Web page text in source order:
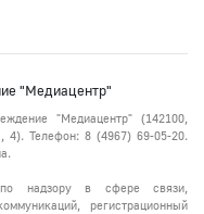
"Медиацентр"
"Медиацентр" (142100,
4). Телефон: 8 (4967) 69-05-20.
по надзору в сфере связи,
регистрационный